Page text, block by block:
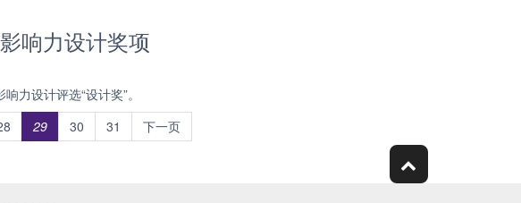
响力设计奖项
力设计评选“设计奖”。
29 30 31 下一页